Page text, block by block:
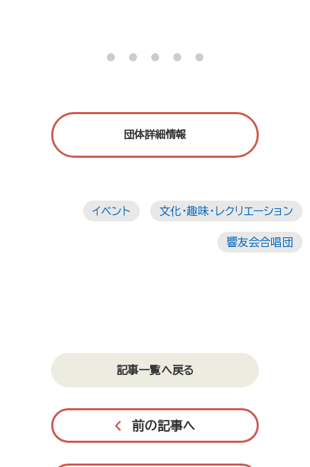
・・・・・
団体詳細情報
イベント 文化・趣味・レクリエーション
響友会合唱団
記事一覧へ戻る
前の記事へ